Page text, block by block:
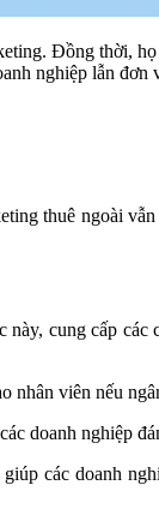
Đồng thời,
nghiệp lẫn đơn
thuê ngoài
cung cấp
nhân viên nếu
doanh nghiệp
các doanh